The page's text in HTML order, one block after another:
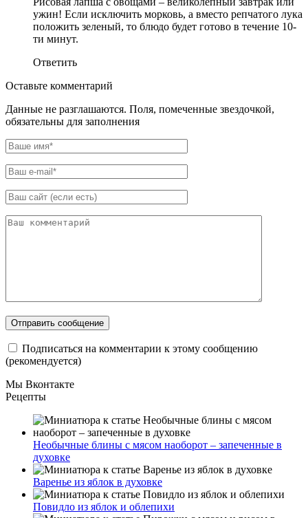
ужин! Если исключить морковь, а вместо репчатого лука
положить зеленый, то блюдо будет готово в течение 10-
ти минут.
Ответить
Оставьте комментарий
Данные не разглашаются. Поля, помеченные звездочкой,
обязательны для заполнения
Подписаться на комментарии к этому сообщению
(рекомендуется)
Мы Вконтакте
Рецепты
Необычные блины с мясом наоборот – запеченные в
духовке
Варенье из яблок в духовке
Повидло из яблок и облепихи